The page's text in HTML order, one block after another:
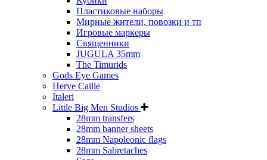
Пластиковые наборы
Мирные жители, повозки и тп
Игровые маркеры
Священники
JUGULA 35mm
The Timurids
Gods Eye Games
Herve Caille
Italeri
Little Big Men Studios
28mm transfers
28mm banner sheets
28mm Napoleonic flags
28mm Sabretaches